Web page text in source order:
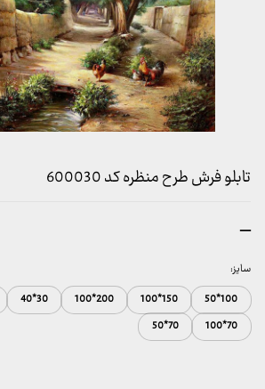
تابلو فرش طرح منظره کد 600030
–محدوده
تا
2,600,000 تومان
سایز:
100*50
150*100
200*100
30*40
70*100
70*50